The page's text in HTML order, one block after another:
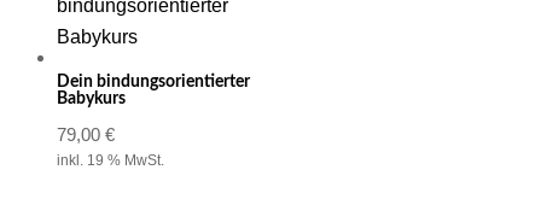
Dein bindungsorientierter
Babykurs
79,00€
inkl. 19 % MwSt.